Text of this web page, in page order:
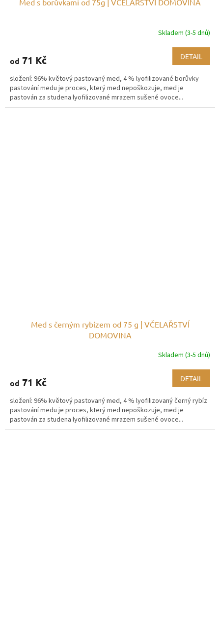
Med s borůvkami od 75g | VČELAŘSTVÍ DOMOVINA
Skladem (3-5 dnů)
od 71 Kč DETAIL
složení: 96% květový pastovaný med, 4 % lyofilizované borůvky
pastování medu je proces, který med nepoškozuje, med je
pastován za studena lyofilizované mrazem sušené ovoce...
Med s černým rybízem od 75 g | VČELAŘSTVÍ
DOMOVINA
Skladem (3-5 dnů)
od 71 Kč DETAIL
složení: 96% květový pastovaný med, 4 % lyofilizovaný černý rybíz
pastování medu je proces, který med nepoškozuje, med je
pastován za studena lyofilizované mrazem sušené ovoce...